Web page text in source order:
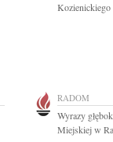
Kozienickiego
RADOM
Wyrazy
Miejskiej w